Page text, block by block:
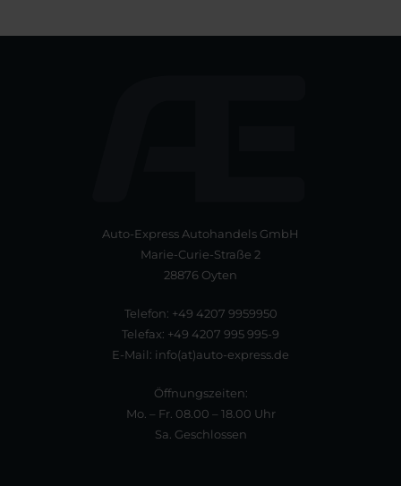
Auto-Express Autohandels GmbH
Marie-Curie-Straße 2
28876 Oyten
Telefon: +49 4207 9959950
Telefax: +49 4207 995 995-9
E-Mail: info(at)auto-express.de
Öffnungszeiten:
Mo. – Fr. 08.00 – 18.00 Uhr
Sa. Geschlossen